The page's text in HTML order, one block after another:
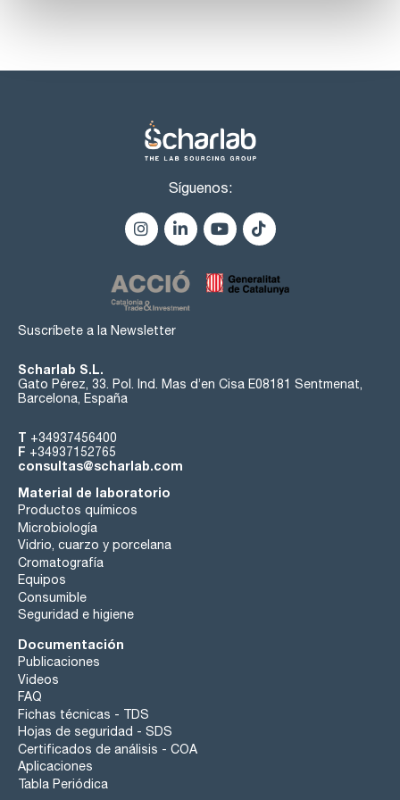
Síguenos:
Suscríbete a la Newsletter
Scharlab S.L.
Gato Pérez, 33. Pol. Ind. Mas d’en Cisa E08181 Sentmenat,
Barcelona, España
T +34937456400
F +34937152765
consultas@scharlab.com
Material de laboratorio
Productos químicos
Microbiología
Vidrio, cuarzo y porcelana
Cromatografía
Equipos
Consumible
Seguridad e higiene
Documentación
Publicaciones
Videos
FAQ
Fichas técnicas - TDS
Hojas de seguridad - SDS
Certificados de análisis - COA
Aplicaciones
Tabla Periódica